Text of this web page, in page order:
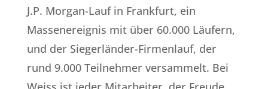
J.P. Morgan-Lauf in Frankfurt, ein
Massenereignis mit über 60.000 Läufern,
und der Siegerländer-Firmenlauf, der
rund 9.000 Teilnehmer versammelt. Bei